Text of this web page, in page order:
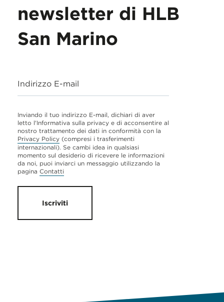
newsletter di HLB
San Marino
Indirizzo E-mail
Inviando il tuo indirizzo E-mail, dichiari di aver
letto l'Informativa sulla privacy e di acconsentire al
nostro trattamento dei dati in conformità con la
Privacy Policy (compresi i trasferimenti
internazionali). Se cambi idea in qualsiasi
momento sul desiderio di ricevere le informazioni
da noi, puoi inviarci un messaggio utilizzando la
pagina Contatti
Iscriviti